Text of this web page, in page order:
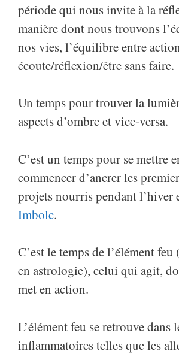
période qui nous invite à la
manière dont nous trouvons
nos vies, l’équilibre entre
écoute/réflexion/être sans faire.
Un temps pour trouver la
aspects d’ombre et vice-versa.
C’est un temps pour se mettre
commencer d’ancrer les
projets nourris pendant l’hiver
Imbolc.
C’est le temps de l’élément
en astrologie), celui qui agit,
met en action.
L’élément feu se retrouve dans
inflammatoires telles que les